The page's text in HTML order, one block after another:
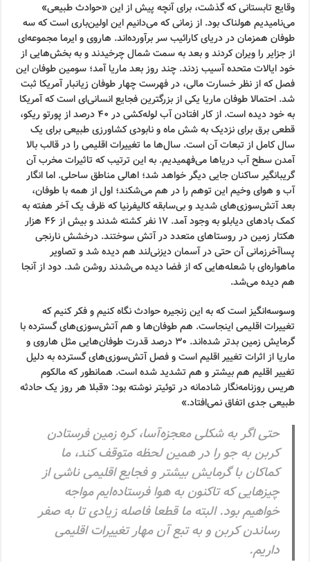
وقایع تابستانی که گذشت، برای آنچه پیش از این «حوادث طبیعی»
می‌نامیدیم هولناک بود. از زمانی که می‌دانیم این اولین‌باری است که سه
طوفان همزمان در دریای کارائیب سر برآورده‌اند. هاروی و ایرما مجموعه‌ای
از جزایر را ویران کردند و بعد به سمت شمال چرخیدند و به بخش‌هایی از
خود ایالات متحده آسیب زدند. چند روز بعد ماریا آمد؛ سومین طوفان این
فصل که از نظر خسارت مالی، در فهرست چهار طوفان زیانبار آمریکا ثبت
شد. احتمالا طوفان ماریا یکی از بزرگترین فجایع انسانی‌ای است که آمریکا
به خود دیده است. از کار افتادن آب لوله‌کشی در ۴۰ درصد از پورتو ریکو،
قطعی برق برای نزدیک به شش ماه و نابودی کشاورزی طبیعی برای یک
سال کامل از تبعات آن است. سال‌ها ما تغییرات اقلیمی را در قالب بالا
آمدن سطح آب دریاها می‌فهمیدیم. به این ترتیب که تاثیرات مخرب آن
گریبانگیر ساکنان جایی دیگر خواهد شد؛ اهالی مناطق ساحلی. اما انگار
آب و هوای وخیم این توهم را در هم می‌شکند؛ اول از همه با طوفان،
بعد آتش‌سوزی‌های شدید و بی‌سابقه کالیفرنیا که ظرف یک آخر هفته به
کمک بادهای دیابلو به وجود آمد. ۱۷ نفر کشته شدند و بیش از ۴۶ هزار
هکتار زمین در روستاهای متعدد در آتش سوختند. درخشش نارنجی
پساآخرزمانی آن حتی در آسمان دیزنی‌لند هم دیده شد و تصاویر
ماهواره‌ای با شعله‌هایی که از فضا دیده می‌شدند روشن شد. دود از آنجا
هم دیده می‌شد.
وسوسه‌انگیز است که به این زنجیره حوادث نگاه کنیم و فکر کنیم که
تغییرات اقلیمی اینجاست. هم طوفان‌ها و هم آتش‌سوزی‌های گسترده با
گرمایش زمین بدتر شده‌اند. ۳۰ درصد قدرت طوفان‌هایی مثل هاروی و
ماریا از اثرات تغییر اقلیم است و فصل آتش‌سوزی‌های گسترده به دلیل
تغییر اقلیم هم بیشتر و هم تشدید شده است. همانطور که مالکوم
هریس روزنامه‌نگار شادمانه در توئیتر نوشته بود: «قبلا هر روز یک حادثه
طبیعی جدی اتفاق نمی‌افتاد.»
حتی اگر به شکلی معجزه‌آسا، کره زمین فرستادن
کربن به جو را در همین لحظه متوقف کند، ما
کماکان با گرمایش بیشتر و فجایع اقلیمی ناشی از
چیزهایی که تاکنون به هوا فرستاده‌ایم مواجه
خواهیم بود. البته ما قطعا فاصله زیادی تا به صفر
رساندن کربن و به تبع آن مهار تغییرات اقلیمی
داریم.